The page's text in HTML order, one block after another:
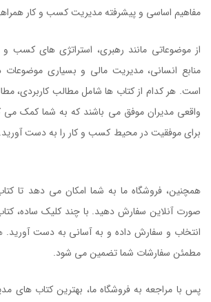
مفاهیم اساسی و پیشرفته مدیریت کسب و کار
از موضوعاتی مانند رهبری، استراتژی های کسب و
منابع انسانی، مدیریت مالی و بسیاری
است. هر کدام از کتاب ها شامل مطالب کاربردی،
واقعی مدیران موفق می باشند که به شما کمک می
برای موفقیت در محیط کسب و کار را به دست آورید.
همچنین، فروشگاه ما به شما امکان می دهد تا
صورت آنلاین سفارش دهید. با چند کلیک ساده،
انتخاب و سفارش داده و به آسانی به دست آورید.
مطمئن سفارشات شما تضمین می شود.
پس با مراجعه به فروشگاه ما، بهترین کتاب های